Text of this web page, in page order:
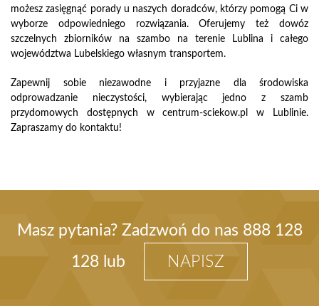
możesz zasięgnąć porady u naszych doradców, którzy pomogą Ci w
wyborze odpowiedniego rozwiązania. Oferujemy też dowóz
szczelnych zbiorników na szambo na terenie Lublina i całego
województwa Lubelskiego własnym transportem.
Zapewnij sobie niezawodne i przyjazne dla środowiska
odprowadzanie nieczystości, wybierając jedno z szamb
przydomowych dostępnych w centrum-sciekow.pl w Lublinie.
Zapraszamy do kontaktu!
Masz pytania? Zadzwoń do nas 888 128
128 lub NAPISZ